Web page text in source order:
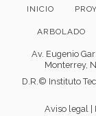
INICIO
ARBOLADO
Av. Eugenio
Monterrey,
D.R.© Instituto
Aviso legal |